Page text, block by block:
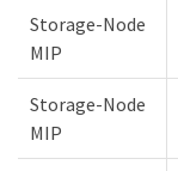
Storage-Node
MIP
Storage-Node
MIP